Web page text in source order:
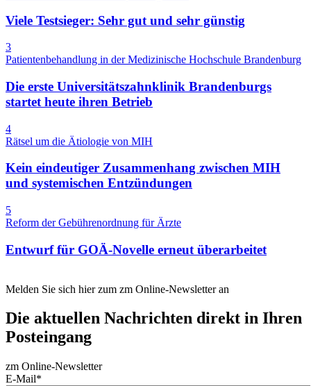
Viele Testsieger: Sehr gut und sehr günstig
3
Patientenbehandlung in der Medizinische Hochschule Brandenburg
Die erste Universitätszahnklinik Brandenburgs
startet heute ihren Betrieb
4
Rätsel um die Ätiologie von MIH
Kein eindeutiger Zusammenhang zwischen MIH
und systemischen Entzündungen
5
Reform der Gebührenordnung für Ärzte
Entwurf für GOÄ-Novelle erneut überarbeitet
Melden Sie sich hier zum zm Online-Newsletter an
Die aktuellen Nachrichten direkt in Ihren
Posteingang
zm Online-Newsletter
E-Mail*